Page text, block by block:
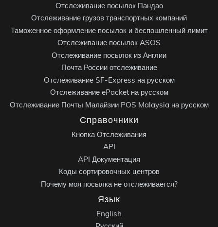
Отслеживание посылок Пандао
Отслеживание грузов транспортных компаний
Таможенное оформление посылок и беспошленный лимит
Отслеживание посылок ASOS
Отслеживание посылок из Англии
Почта России отслеживание
Отслеживание SF-Express на русском
Отслеживание ePacket на русском
Отслеживание Почты Малайзии POS Malaysia на русском
Справочники
Кнопка Отслеживания
API
API Документация
Коды сортировочных центров
Почему моя посылка не отслеживается?
Язык
English